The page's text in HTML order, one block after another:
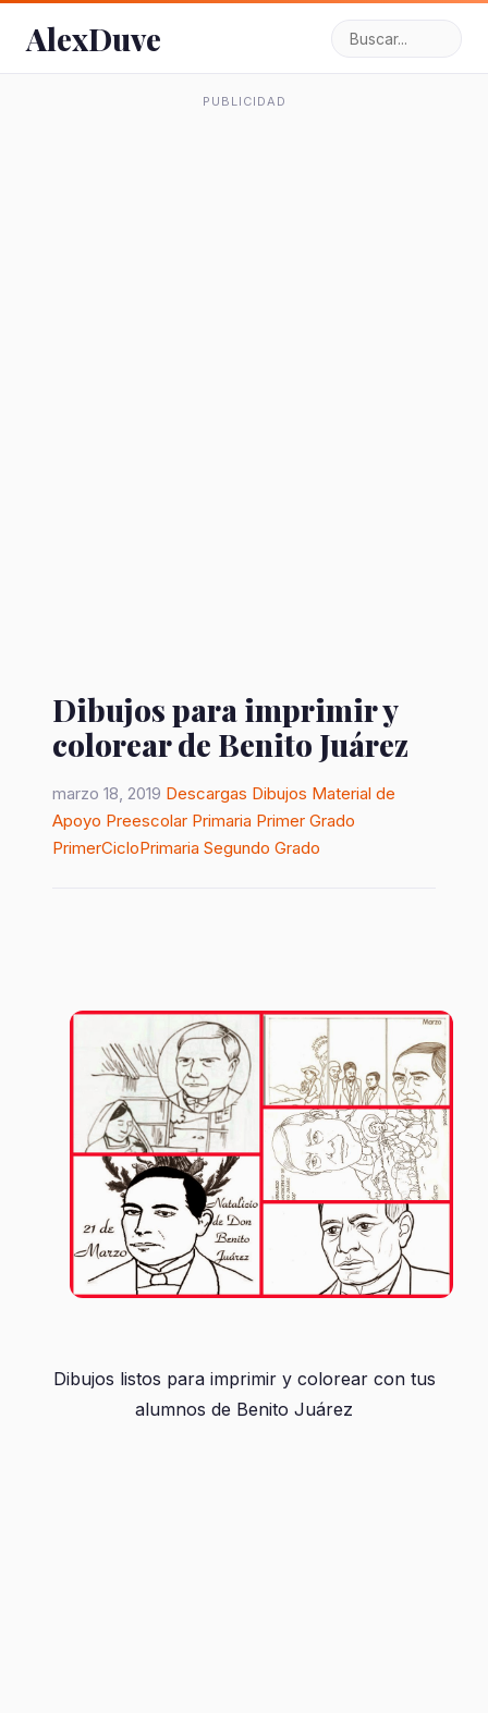
AlexDuve
PUBLICIDAD
Dibujos para imprimir y
colorear de Benito Juárez
marzo 18, 2019 Descargas Dibujos Material de
Apoyo Preescolar Primaria Primer Grado
PrimerCicloPrimaria Segundo Grado
Dibujos listos para imprimir y colorear con tus
alumnos de Benito Juárez